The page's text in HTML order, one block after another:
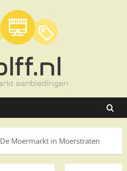
De Moermarkt in Moerstraten